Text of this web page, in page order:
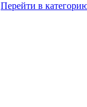
Перейти в